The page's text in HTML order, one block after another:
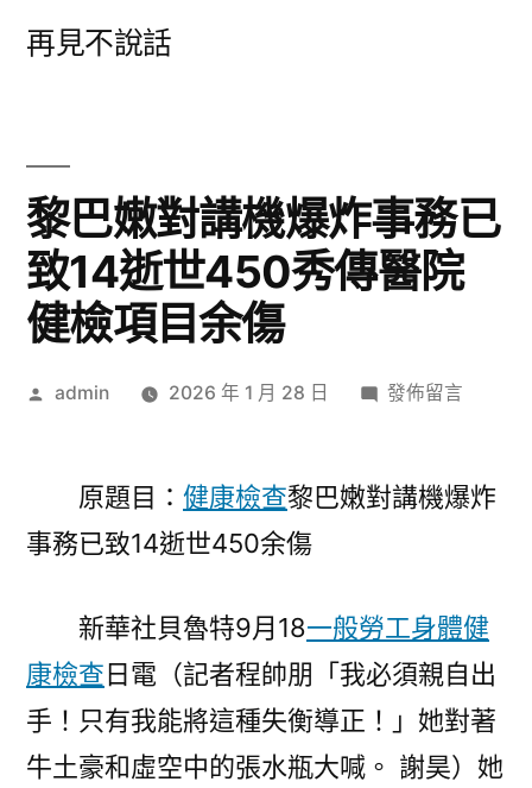
再見不說話
黎巴嫩對講機爆炸事務已
致14逝世450秀傳醫院
健檢項目余傷
作
admin 2026 年 1 月 28 日
在
嫩
爆
炸
事
已
發佈留言
原題目： 健康檢查黎巴嫩對講機爆炸
事務已致14逝世450余傷
新華社貝魯特9月18一般勞工身體健
康檢查日電（記者程帥朋「我必須親自出
手！只有我能將這種失衡導正！」她對著
牛土豪和虛空中的張水瓶大喊。 謝昊）她